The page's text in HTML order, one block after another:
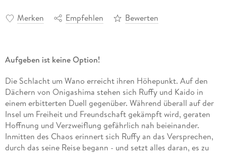
Merken Empfehlen Bewerten
Aufgeben ist keine Option!
Die Schlacht um Wano erreicht ihren Höhepunkt. Auf den
Dächern von Onigashima stehen sich Ruffy und Kaido in
einem erbitterten Duell gegenüber. Während überall auf der
Insel um Freiheit und Freundschaft gekämpft wird, geraten
Hoffnung und Verzweiflung gefährlich nah beieinander.
Inmitten des Chaos erinnert sich Ruffy an das Versprechen,
durch das seine Reise begann - und setzt alles daran, es zu